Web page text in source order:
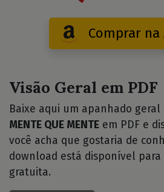
Comprar na
Visão Geral em PDF
Baixe aqui um apanhado geral
MENTE QUE MENTE em PDF e
você acha que gostaria de
download está disponível
gratuita.